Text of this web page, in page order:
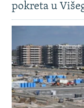
pokreta u